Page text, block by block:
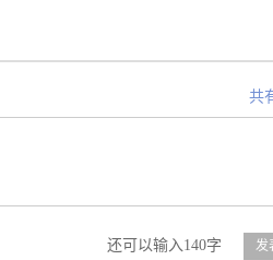
共
还可以输入140字